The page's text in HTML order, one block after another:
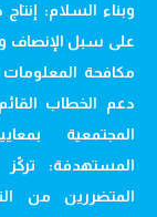
وبناء السلام:
على سبل الإنصاف
مكافحة المعلومات
دعم الخطاب
المجتمعية
المستهدفة: تركّز
المتضررين من